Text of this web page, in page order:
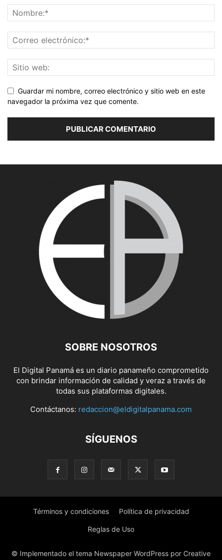
Guardar mi nombre, correo electrónico y sitio web en este
navegador la próxima vez que comente.
SOBRE NOSOTROS
El Digital Panamá es un diario panameño comprometido
con brindar información de calidad y veraz a través de
todas sus plataformas digitales.
Contáctanos: redaccion@eldigitalpanama.com
SÍGUENOS
Términos y condiciones Política de privacidad
Reglas de Uso
© Implementado el tema Newspaper WordPress por Creative